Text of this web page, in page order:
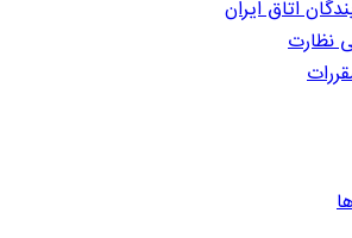
اتاق ایران
نظارت